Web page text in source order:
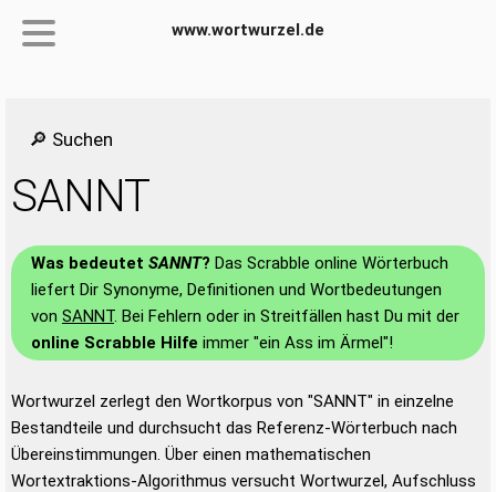
www.wortwurzel.de
🔎 Suchen
SANNT
Was bedeutet SANNT? Das Scrabble online Wörterbuch
liefert Dir Synonyme, Definitionen und Wortbedeutungen
von SANNT. Bei Fehlern oder in Streitfällen hast Du mit der
online Scrabble Hilfe immer "ein Ass im Ärmel"!
Wortwurzel zerlegt den Wortkorpus von "SANNT" in einzelne
Bestandteile und durchsucht das Referenz-Wörterbuch nach
Übereinstimmungen. Über einen mathematischen
Wortextraktions-Algorithmus versucht Wortwurzel, Aufschluss